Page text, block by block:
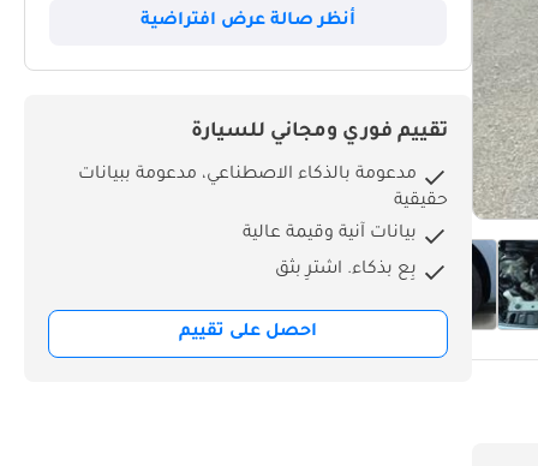
أنظر صالة عرض افتراضية
تقييم فوري ومجاني للسيارة
مدعومة بالذكاء الاصطناعي، مدعومة ببيانات
حقيقية
بيانات آنية وقيمة عالية
بِع بذكاء. اشترِ بثق
احصل على تقييم